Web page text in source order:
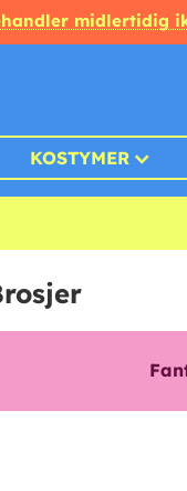
midlertidig
KOSTYMER